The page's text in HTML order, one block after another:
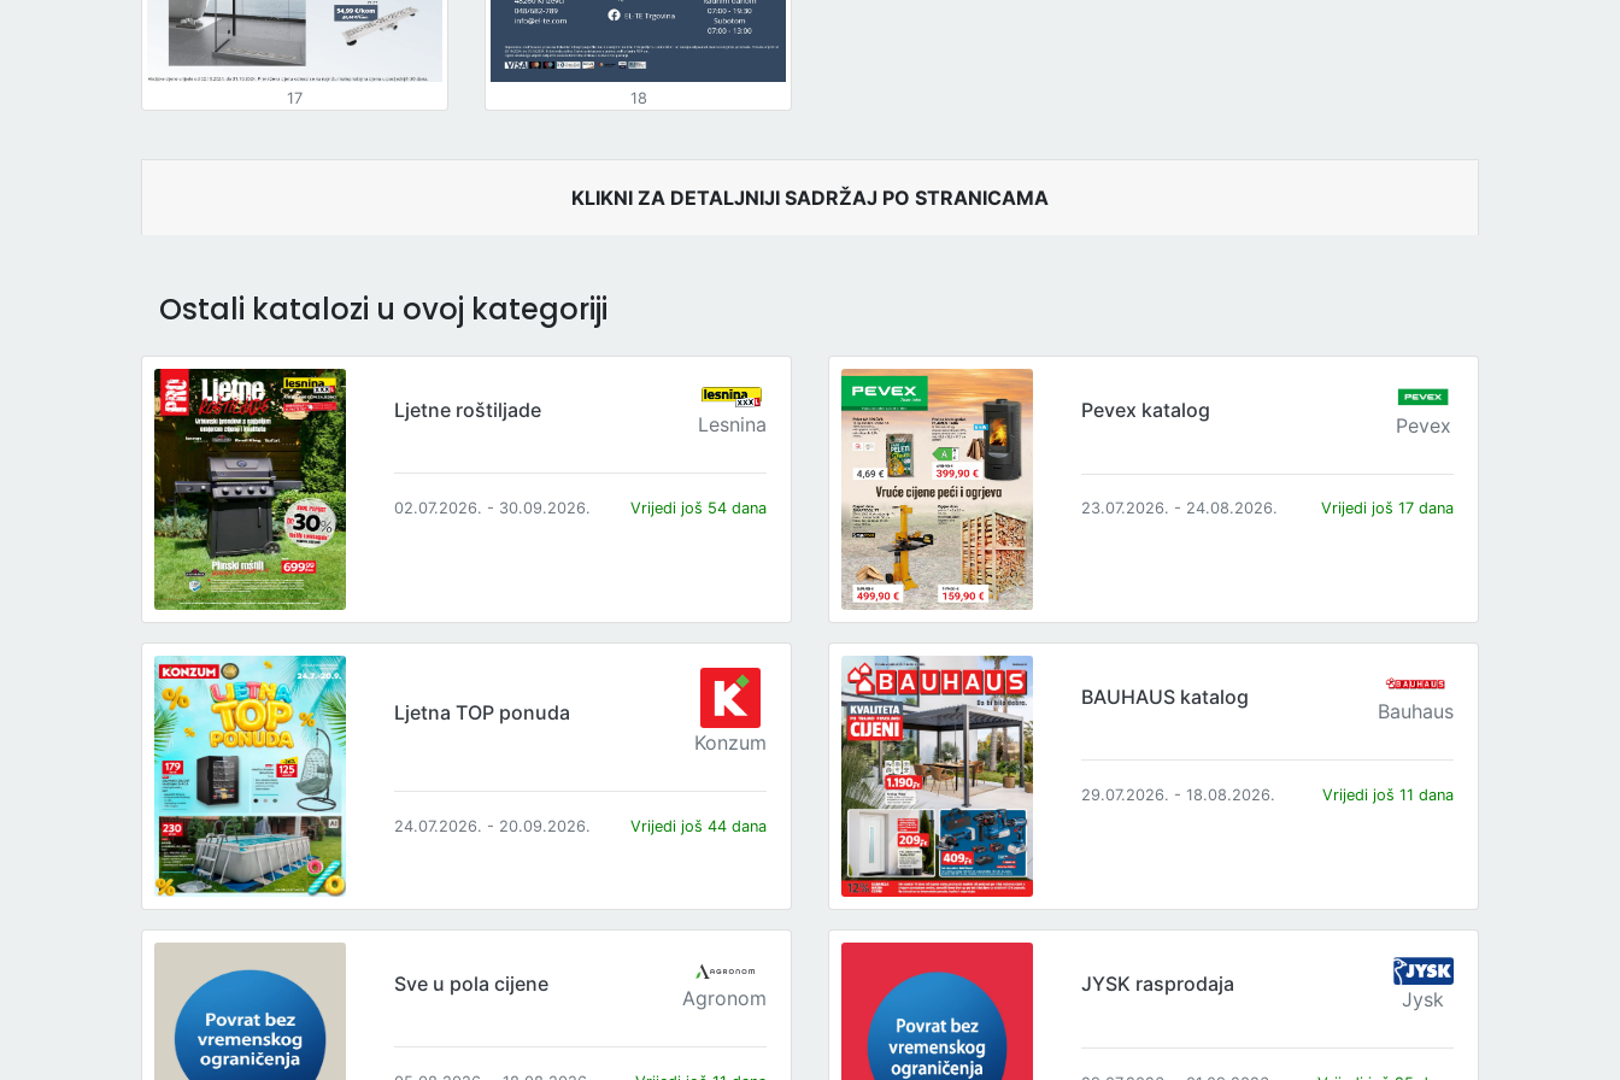
17 18
KLIKNI ZA DETALJNIJI SADRŽAJ PO STRANICAMA
Ostali katalozi u ovoj kategoriji
Ljetne roštiljade
Lesnina
02.07.2026. - 30.09.2026. Vrijedi još 54 dana
Pevex katalog
Pevex
23.07.2026. - 24.08.2026. Vrijedi još 17 dana
Ljetna TOP ponuda
Konzum
24.07.2026. - 20.09.2026. Vrijedi još 44 dana
BAUHAUS katalog
Bauhaus
29.07.2026. - 18.08.2026. Vrijedi još 11 dana
Sve u pola cijene
Agronom
JYSK rasprodaja
Jysk